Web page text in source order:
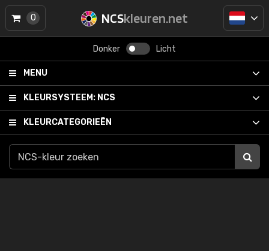
NCSkleuren.net
Donker Licht
MENU
KLEURSYSTEEM: NCS
KLEURCATEGORIEËN
0